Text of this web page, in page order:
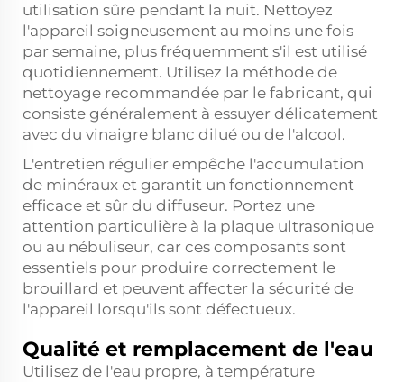
utilisation sûre pendant la nuit. Nettoyez
l'appareil soigneusement au moins une fois
par semaine, plus fréquemment s'il est utilisé
quotidiennement. Utilisez la méthode de
nettoyage recommandée par le fabricant, qui
consiste généralement à essuyer délicatement
avec du vinaigre blanc dilué ou de l'alcool.
L'entretien régulier empêche l'accumulation
de minéraux et garantit un fonctionnement
efficace et sûr du diffuseur. Portez une
attention particulière à la plaque ultrasonique
ou au nébuliseur, car ces composants sont
essentiels pour produire correctement le
brouillard et peuvent affecter la sécurité de
l'appareil lorsqu'ils sont défectueux.
Qualité et remplacement de l'eau
Utilisez de l'eau propre, à température